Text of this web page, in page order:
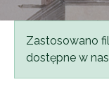
Komunikat
Zastosowano
dostępne w